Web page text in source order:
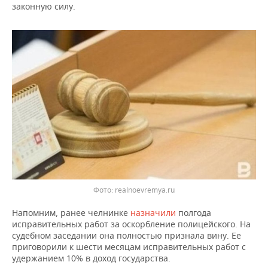
ВОДНЫЕ ВИДЫ СПОРТА
ХОККЕЙ С МЯЧОМ
ОБРАЗОВАНИЕ
ПРОИСШЕСТВИЯ
законную силу.
Фото: realnoevremya.ru
Напомним, ранее челнинке назначили полгода
исправительных работ за оскорбление полицейского. На
судебном заседании она полностью признала вину. Ее
приговорили к шести месяцам исправительных работ с
удержанием 10% в доход государства.